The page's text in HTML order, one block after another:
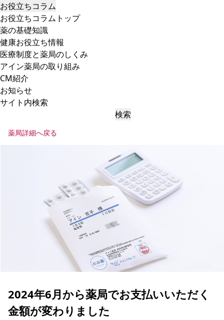
お役立ちコラム
お役立ちコラムトップ
薬の基礎知識
健康お役立ち情報
医療制度と薬局のしくみ
アイン薬局の取り組み
CM紹介
お知らせ
サイト内検索
検索
薬局詳細へ戻る
2024年6月から薬局でお支払いいただく
金額が変わりました